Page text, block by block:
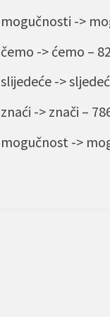
mogučnosti ->
čemo -> ćemo –
slijedeće ->
znaći -> znači –
mogučnost ->